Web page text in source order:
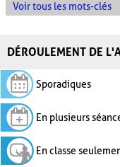
Voir tous les mots-clés
DÉROULEMENT DE
Sporadiques
En plusieurs
En classe